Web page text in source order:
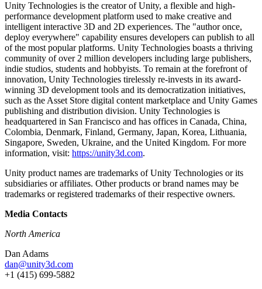
Unity Technologies is the creator of Unity, a flexible and high-
performance development platform used to make creative and
intelligent interactive 3D and 2D experiences. The "author once,
deploy everywhere" capability ensures developers can publish to all
of the most popular platforms. Unity Technologies boasts a thriving
community of over 2 million developers including large publishers,
indie studios, students and hobbyists. To remain at the forefront of
innovation, Unity Technologies tirelessly re-invests in its award-
winning 3D development tools and its democratization initiatives,
such as the Asset Store digital content marketplace and Unity Games
publishing and distribution division. Unity Technologies is
headquartered in San Francisco and has offices in Canada, China,
Colombia, Denmark, Finland, Germany, Japan, Korea, Lithuania,
Singapore, Sweden, Ukraine, and the United Kingdom. For more
information, visit: https://unity3d.com.
Unity product names are trademarks of Unity Technologies or its
subsidiaries or affiliates. Other products or brand names may be
trademarks or registered trademarks of their respective owners.
Media Contacts
North America
Dan Adams
dan@unity3d.com
+1 (415) 699-5882